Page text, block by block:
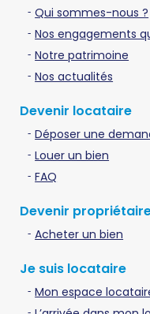
Qui sommes-nous ?
Nos engagements
Notre patrimoine
Nos actualités
Devenir locataire
Déposer une
Louer un bien
FAQ
Devenir
Acheter un bien
Je suis locataire
Mon espace